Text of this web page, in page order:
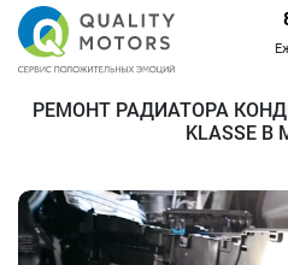
РЕМОНТ РАДИАТОРА
KLASSE В